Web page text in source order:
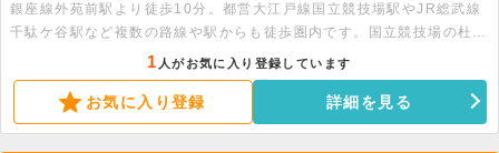
銀座線外苑前駅より徒歩10分。都営大江戸線国立競技場駅やJR総武線
千駄ケ谷駅など複数の路線や駅からも徒歩圏内です。国立競技場の杜を
望む静謐なコンクリートオアシス。神宮前の空気を纏うクリエイティブ
ワークスペース。室内東に大きな窓があり、自然な風が流れます。
1 人がお気に入り登録しています
お気に入り登録 詳細を見る